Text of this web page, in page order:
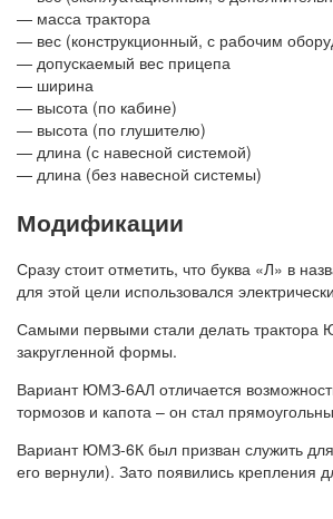
— масса трактора
— вес (конструкционный, с рабочим
— допускаемый вес прицепа
— ширина
— высота (по кабине)
— высота (по глушителю)
— длина (с навесной системой)
— длина (без навесной системы)
Модификации
Сразу стоит отметить, что буква «Л» в
для этой цели использовался
Самыми первыми стали делать
закругленной формы.
Вариант ЮМЗ-6АЛ отличается
тормозов и капота – он стал
Вариант ЮМЗ-6К был призван служить
его вернули). Зато появились крепления